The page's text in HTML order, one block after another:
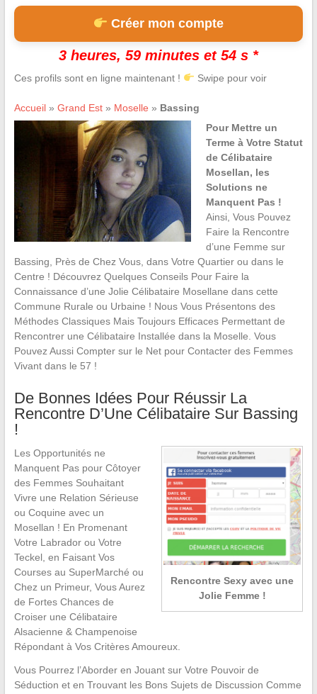
Créer mon compte
3 heures, 59 minutes et 53 s *
Ces profils sont en ligne maintenant ! Swipe pour voir
Accueil» Grand Est» Moselle » Bassing
Pour Mettre un
Terme à Votre Statut
de Célibataire
Mosellan, les
Solutions ne
Manquent Pas !
Ainsi, Vous Pouvez
Faire la Rencontre
d’une Femme sur
Bassing, Près de Chez Vous, dans Votre Quartier ou dans le
Centre ! Découvrez Quelques Conseils Pour Faire la
Connaissance d’une Jolie Célibataire Mosellane dans cette
Commune Rurale ou Urbaine ! Nous Vous Présentons des
Méthodes Classiques Mais Toujours Efficaces Permettant de
Rencontrer une Célibataire Installée dans la Moselle. Vous
Pouvez Aussi Compter sur le Net pour Contacter des Femmes
Vivant dans le 57 !
De Bonnes Idées Pour Réussir La
Rencontre D’Une Célibataire Sur Bassing
!
Rencontre Sexy avec une
Jolie Femme !
Les Opportunités ne
Manquent Pas pour Côtoyer
des Femmes Souhaitant
Vivre une Relation Sérieuse
ou Coquine avec un
Mosellan ! En Promenant
Votre Labrador ou Votre
Teckel, en Faisant Vos
Courses au SuperMarché ou
Chez un Primeur, Vous Aurez
de Fortes Chances de
Croiser une Célibataire
Alsacienne & Champenoise
Répondant à Vos Critères Amoureux.
Vous Pourrez l’Aborder en Jouant sur Votre Pouvoir de
Séduction et en Trouvant les Bons Sujets de Discussion Comme